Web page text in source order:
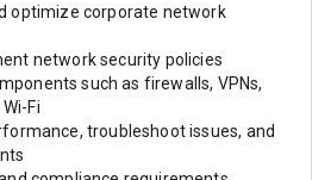
optimize corporate network
network security policies
such as firewalls, VPNs,
Fi
troubleshoot issues, and